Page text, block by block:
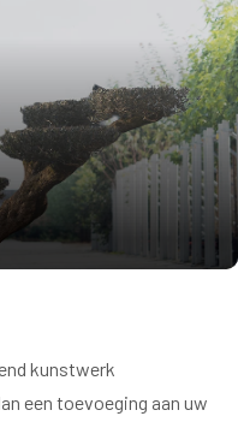
kunstwerk
een toevoeging aan uw